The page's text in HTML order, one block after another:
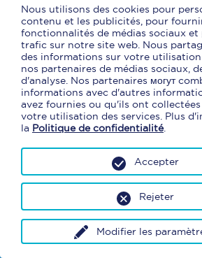
transaction en succursale.
* En commandant en ligne avec Cliquer et
taux de change exclusif et préférentiel. Des
s'appliqueront. (9,95 $ aéroport, 4,95 $
* Argent comptant et cartes de débit
Nous utilisons des cookies pour
contenu et les publicités, pour
fonctionnalités de médias sociaux et
trafic sur notre site web. Nous
des informations sur votre
nos partenaires de médias sociaux,
d'analyse. Nos partenaires могут
informations avec d'autres
avez fournies ou qu'ils ont
votre utilisation des services. Plus
la Politique de confidentialité.
Modifier les
Rejeter
Accepter